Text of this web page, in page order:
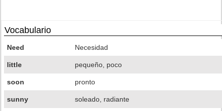
Vocabulario
Need Necesidad
little pequeño, poco
soon pronto
sunny soleado, radiante